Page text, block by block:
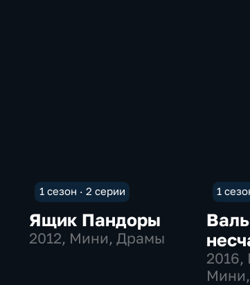
1 сезон · 2 серии
Ящик Пандоры
2012, Мини, Драмы
1
2016,